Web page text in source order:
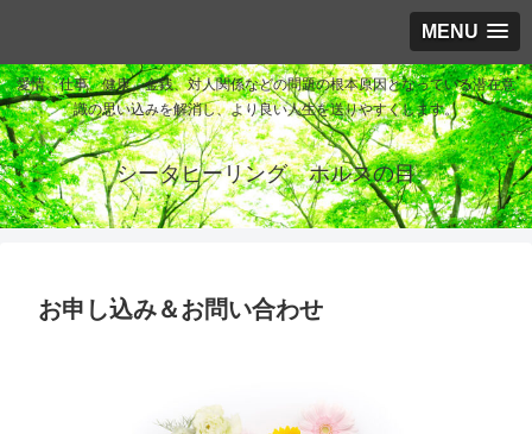
MENU
愛情、仕事、健康、金銭、対人関係などの問題の根本原因となっている潜在意
識の思い込みを解消し、より良い人生を送りやすくします。
シータヒーリング ホルスの目
お申し込み＆お問い合わせ